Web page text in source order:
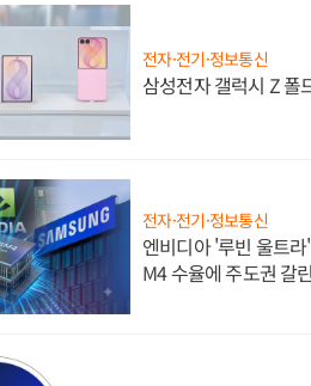
전자·전기·정보통신
삼성전자 갤럭시 Z 폴
전자·전기·정보통신
엔비디아 '루빈 울트
M4 수율에 주도권 갈